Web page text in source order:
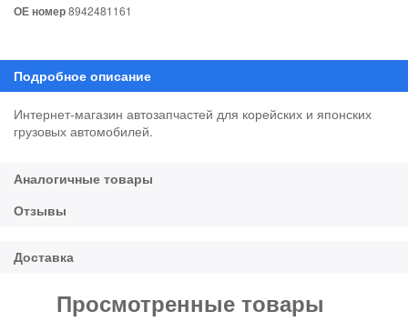
ОЕ номер8942481161
Интернет-магазин автозапчастей для корейских и японских
грузовых автомобилей.
Просмотренные товары